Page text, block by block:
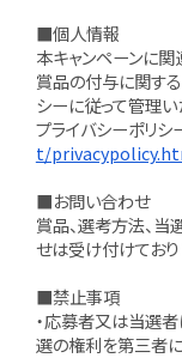
■個人情報
本キャンペーンに
賞品の付与に関す
シーに従って管理い
プライバシーポリシ
t/
■お問い合わせ
賞品、選考方法、当
せは受け付けており
■禁止事項
・応募者又は当選
選の権利を第三者に